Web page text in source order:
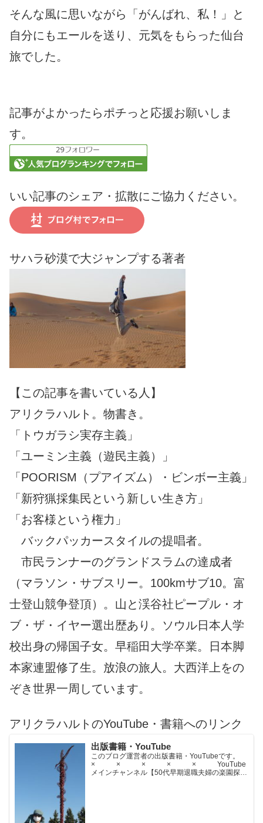
そんな風に思いながら「がんばれ、私！」と
自分にもエールを送り、元気をもらった仙台
旅でした。
記事がよかったらポチっと応援お願いしま
す。
いい記事のシェア・拡散にご協力ください。
サハラ砂漠で大ジャンプする著者
【この記事を書いている人】
アリクラハルト。物書き。
「トウガラシ実存主義」
「ユーミン主義（遊民主義）」
「POORISM（プアイズム）・ビンボー主義」
「新狩猟採集民という新しい生き方」
「お客様という権力」
バックパッカースタイルの提唱者。
市民ランナーのグランドスラムの達成者
（マラソン・サブスリー。100kmサブ10。富
士登山競争登頂）。山と渓谷社ピープル・オ
ブ・ザ・イヤー選出歴あり。ソウル日本人学
校出身の帰国子女。早稲田大学卒業。日本脚
本家連盟修了生。放浪の旅人。大西洋上をの
ぞき世界一周しています。
アリクラハルトのYouTube・書籍へのリンク
出版書籍・YouTube
このブログ運営者の出版書籍・YouTubeです。
× × × × × YouTube
メインチャンネル【50代早期退職夫婦の楽園探求